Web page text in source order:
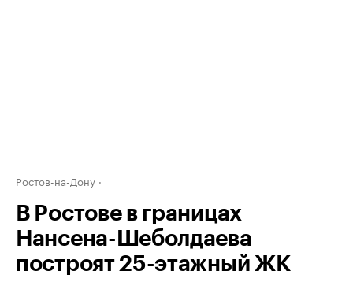
Ростов-на-Дону
В Ростове в границах
Нансена-Шеболдаева
построят 25-этажный ЖК